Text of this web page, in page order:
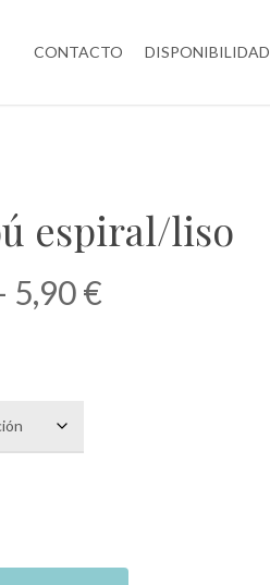
CONTACTO DISPONIBILIDAD
espiral/liso
5,90€Rango